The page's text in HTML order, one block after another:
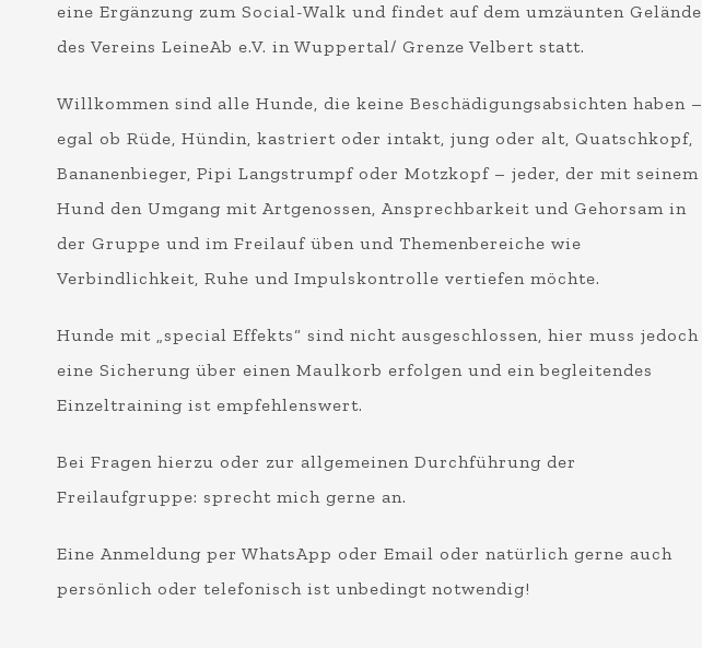
eine Ergänzung zum Social-Walk und findet auf dem umzäunten Gelände
des Vereins LeineAb e.V. in Wuppertal/ Grenze Velbert statt.
Willkommen sind alle Hunde, die keine Beschädigungsabsichten haben –
egal ob Rüde, Hündin, kastriert oder intakt, jung oder alt, Quatschkopf,
Bananenbieger, Pipi Langstrumpf oder Motzkopf – jeder, der mit seinem
Hund den Umgang mit Artgenossen, Ansprechbarkeit und Gehorsam in
der Gruppe und im Freilauf üben und Themenbereiche wie
Verbindlichkeit, Ruhe und Impulskontrolle vertiefen möchte.
Hunde mit „special Effekts“ sind nicht ausgeschlossen, hier muss jedoch
eine Sicherung über einen Maulkorb erfolgen und ein begleitendes
Einzeltraining ist empfehlenswert.
Bei Fragen hierzu oder zur allgemeinen Durchführung der
Freilaufgruppe: sprecht mich gerne an.
Eine Anmeldung per WhatsApp oder Email oder natürlich gerne auch
persönlich oder telefonisch ist unbedingt notwendig!